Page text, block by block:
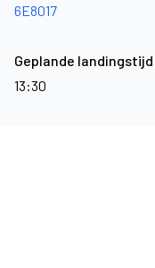
6E8017
Geplande landingstijd
13:30